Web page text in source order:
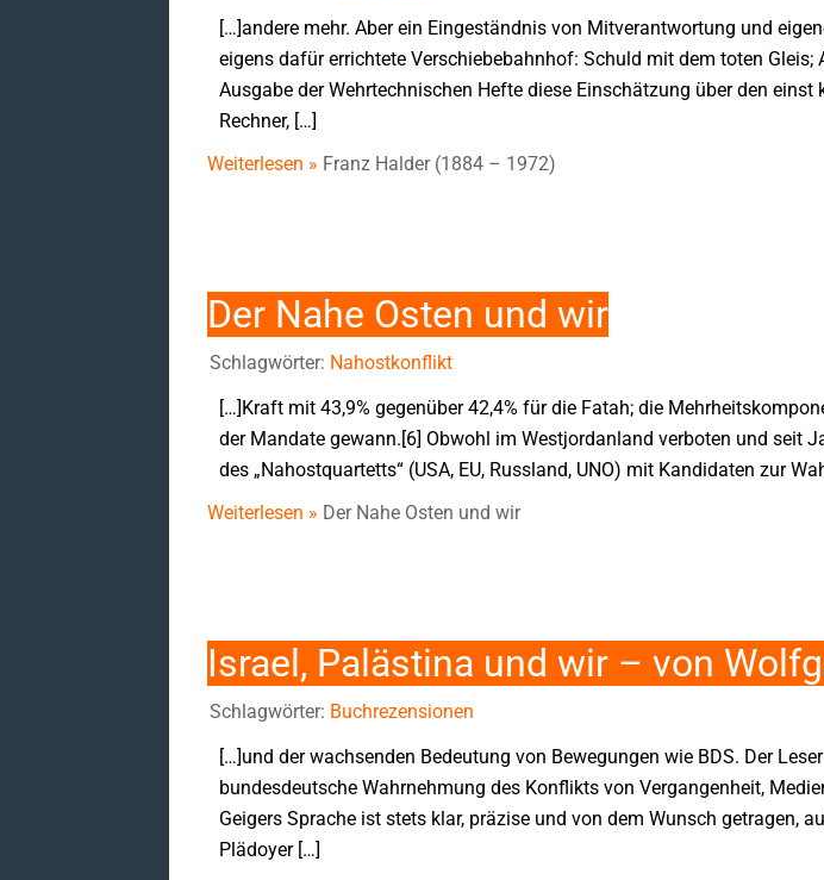
[…]andere mehr. Aber ein Eingeständnis von Mitverantwortung und
eigens dafür errichtete Verschiebebahnhof: Schuld mit dem toten
Ausgabe der Wehrtechnischen Hefte diese Einschätzung über den
Rechner, […]
Weiterlesen » Franz Halder (1884 – 1972)
Der Nahe Osten und wir
Schlagwörter: Nahostkonflikt
[…]Kraft mit 43,9% gegenüber 42,4% für die Fatah; die
der Mandate gewann.[6] Obwohl im Westjordanland verboten und seit
des „Nahostquartetts“ (USA, EU, Russland, UNO) mit Kandidaten zur
Weiterlesen » Der Nahe Osten und wir
Israel, Palästina und wir – von
Schlagwörter: Buchrezensionen
[…]und der wachsenden Bedeutung von Bewegungen wie BDS. Der
bundesdeutsche Wahrnehmung des Konflikts von Vergangenheit,
Geigers Sprache ist stets klar, präzise und von dem Wunsch getragen,
Plädoyer […]